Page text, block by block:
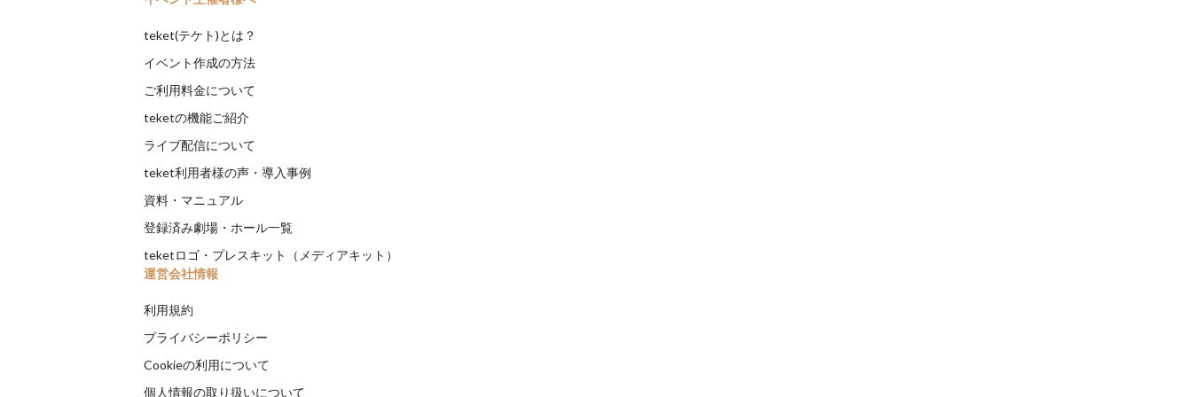
teket(テケト)とは？
イベント作成の方法
ご利用料金について
teketの機能ご紹介
ライブ配信について
teket利用者様の声・導入事例
資料・マニュアル
登録済み劇場・ホール一覧
teketロゴ・プレスキット（メディアキット）
運営会社情報
利用規約
プライバシーポリシー
Cookieの利用について
個人情報の取り扱いについて